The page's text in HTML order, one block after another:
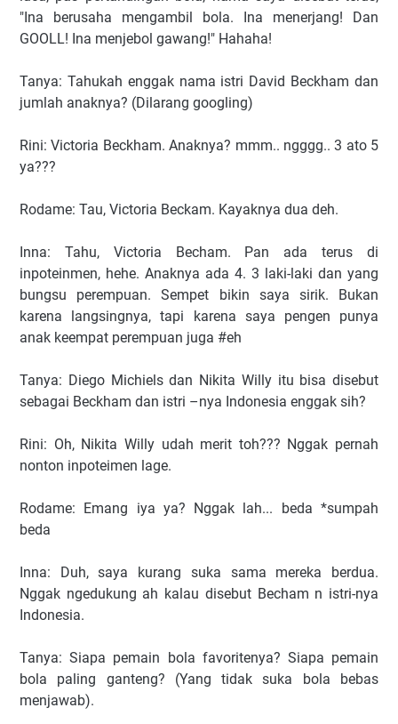
"Ina berusaha mengambil bola. Ina menerjang! Dan
GOOLL! Ina menjebol gawang!" Hahaha!
Tanya: Tahukah enggak nama istri David Beckham dan
jumlah anaknya? (Dilarang googling)
Rini: Victoria Beckham. Anaknya? mmm.. ngggg.. 3 ato 5
ya???
Rodame: Tau, Victoria Beckam. Kayaknya dua deh.
Inna: Tahu, Victoria Becham. Pan ada terus di
inpoteinmen, hehe. Anaknya ada 4. 3 laki-laki dan yang
bungsu perempuan. Sempet bikin saya sirik. Bukan
karena langsingnya, tapi karena saya pengen punya
anak keempat perempuan juga #eh
Tanya: Diego Michiels dan Nikita Willy itu bisa disebut
sebagai Beckham dan istri –nya Indonesia enggak sih?
Rini: Oh, Nikita Willy udah merit toh??? Nggak pernah
nonton inpoteimen lage.
Rodame: Emang iya ya? Nggak lah... beda *sumpah
beda
Inna: Duh, saya kurang suka sama mereka berdua.
Nggak ngedukung ah kalau disebut Becham n istri-nya
Indonesia.
Tanya: Siapa pemain bola favoritenya? Siapa pemain
bola paling ganteng? (Yang tidak suka bola bebas
menjawab).